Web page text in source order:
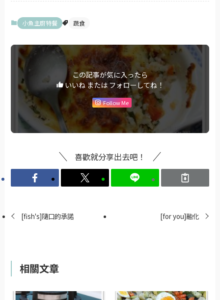
小魚主廚特餐 蔬食
この記事が気に入ったら
いいね または フォローしてね！
Follow Me
喜歡就分享出去吧！
[fish's]隨口的承諾 [for you]融化
相關文章